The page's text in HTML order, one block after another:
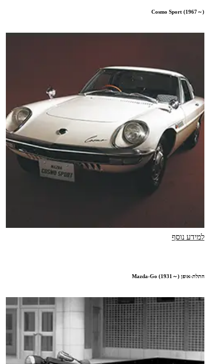
Cosmo Sport (1967～)
למידע נוסף
התלת-אופן Mazda-Go (1931～)